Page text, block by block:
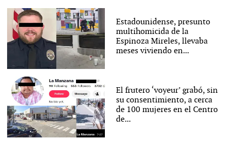
Estadounidense, presunto
multihomicida de la
Espinoza Mireles, llevaba
meses viviendo en...
El frutero ‘voyeur’ grabó, sin
su consentimiento, a cerca
de 100 mujeres en el Centro
de...